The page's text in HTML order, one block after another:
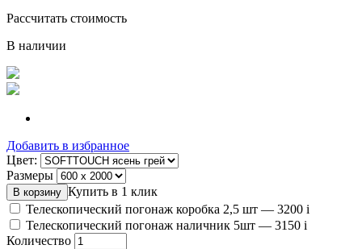
Рассчитать стоимость
В наличии
Добавить в избранное
Цвет:
Размеры
Купить в 1 клик
Телескопический погонаж коробка 2,5 шт — 3200 i
Телескопический погонаж наличник 5шт — 3150 i
Количество